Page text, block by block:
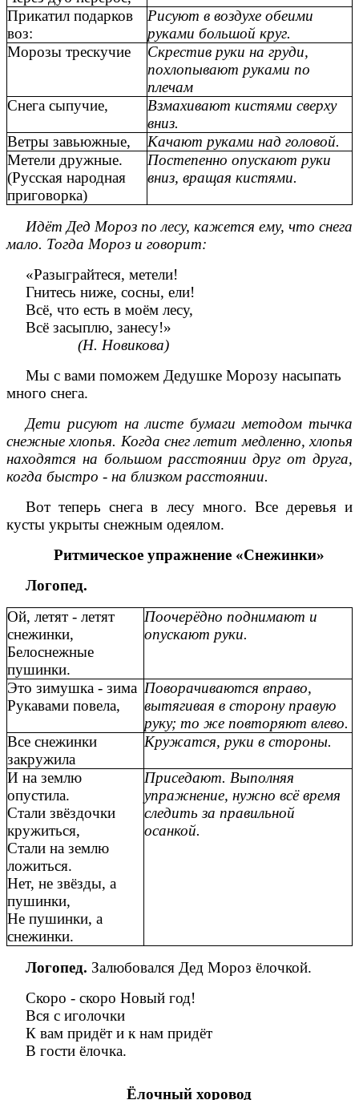
Прикатил подарков
воз:
Рисуют в воздухе обеими
руками большой круг.
Морозы трескучие
Скрестив руки на груди,
похлопывают руками по
плечам
Снега сыпучие,
Взмахивают кистями сверху
вниз.
Ветры завьюжные,
Качают руками над головой.
Метели дружные.
(Русская народная
приговорка)
Постепенно опускают руки
вниз, вращая кистями.
Идёт Дед Мороз по лесу, кажется ему, что снега
мало. Тогда Мороз и говорит:
«Разыграйтеся, метели!
Гнитесь ниже, сосны, ели!
Всё, что есть в моём лесу,
Всё засыплю, занесу!»
(Н. Новикова)
Мы с вами поможем Дедушке Морозу насыпать
много снега.
Дети рисуют на листе бумаги методом тычка
снежные хлопья. Когда снег летит медленно, хлопья
находятся на большом расстоянии друг от друга,
когда быстро - на близком расстоянии.
Вот теперь снега в лесу много. Все деревья и
кусты укрыты снежным одеялом.
Ритмическое упражнение «Снежинки»
Логопед.
Ой, летят - летят
снежинки,
Белоснежные
пушинки.
Поочерёдно поднимают и
опускают руки.
Это зимушка - зима
Рукавами повела,
Поворачиваются вправо,
вытягивая в сторону правую
руку; то же повторяют влево.
Все снежинки
закружила
Кружатся, руки в стороны.
И на землю
опустила.
Стали звёздочки
кружиться,
Стали на землю
ложиться.
Нет, не звёзды, а
пушинки,
Не пушинки, а
снежинки.
Приседают. Выполняя
упражнение, нужно всё время
следить за правильной
осанкой.
Логопед. Залюбовался Дед Мороз ёлочкой.
Скоро - скоро Новый год!
Вся с иголочки
К вам придёт и к нам придёт
В гости ёлочка.
Ёлочный хоровод